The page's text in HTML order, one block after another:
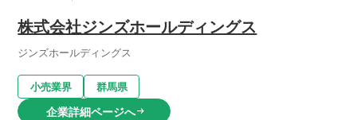
株式会社ジンズホールディングス
ジンズホールディングス
小売業界 群馬県
企業詳細ページへarrow_right_alt